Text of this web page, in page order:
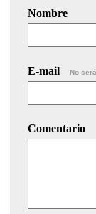
Nombre
E-mail No
Comentario